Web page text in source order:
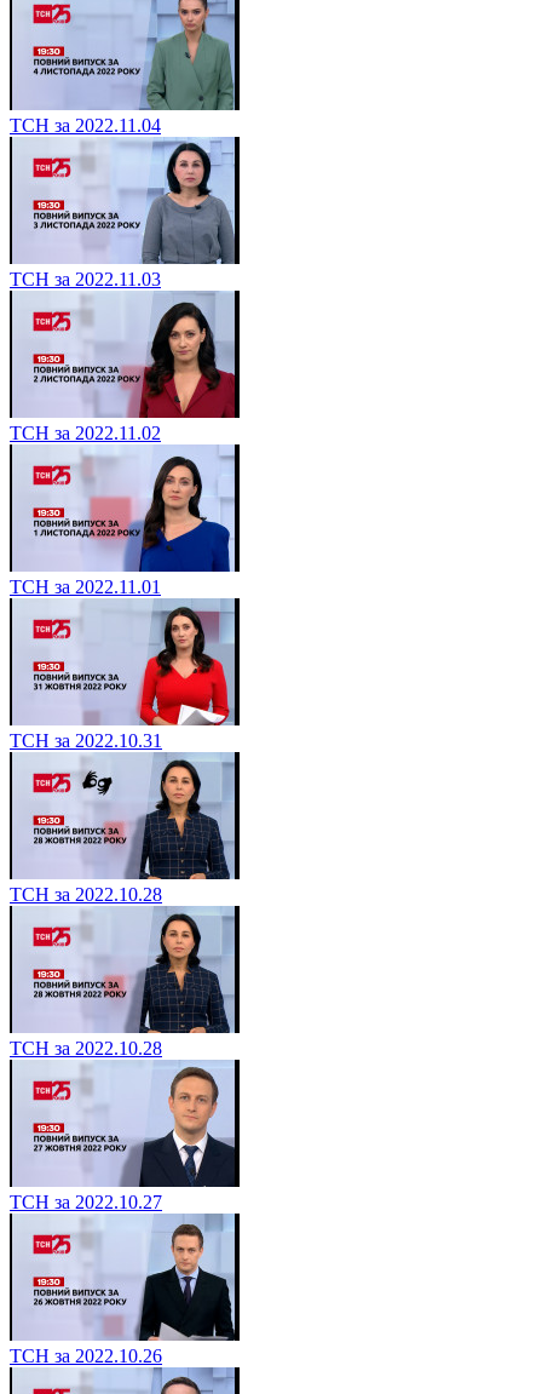
ТСН за 2022.11.04
ТСН за 2022.11.03
ТСН за 2022.11.02
ТСН за 2022.11.01
ТСН за 2022.10.31
ТСН за 2022.10.28
ТСН за 2022.10.28
ТСН за 2022.10.27
ТСН за 2022.10.26